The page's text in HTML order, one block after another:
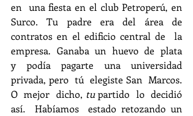
en  una fiesta en el club Petroperú, en
Surco. Tu padre era del área de
contratos en el edificio central de  la
empresa.  Ganaba  un  huevo  de  plata
y  podía  pagarte  una  universidad
privada, pero  tú  elegiste San  Marcos.
O  mejor  dicho, tu partido  lo  decidió
así.  Habíamos  estado retozando un